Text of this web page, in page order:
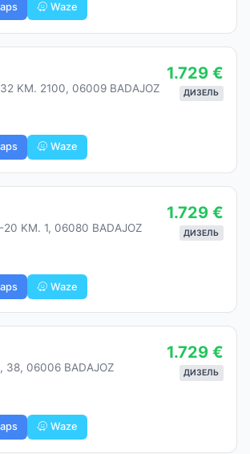
Waze
KM. 2100, 06009 BADAJOZ
1.729 €
ДИЗЕЛЬ
Waze
20 KM. 1, 06080 BADAJOZ
1.729 €
ДИЗЕЛЬ
Waze
38, 06006 BADAJOZ
1.729 €
ДИЗЕЛЬ
Waze